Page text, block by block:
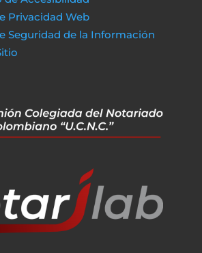
Privacidad Web
Seguridad de la Información